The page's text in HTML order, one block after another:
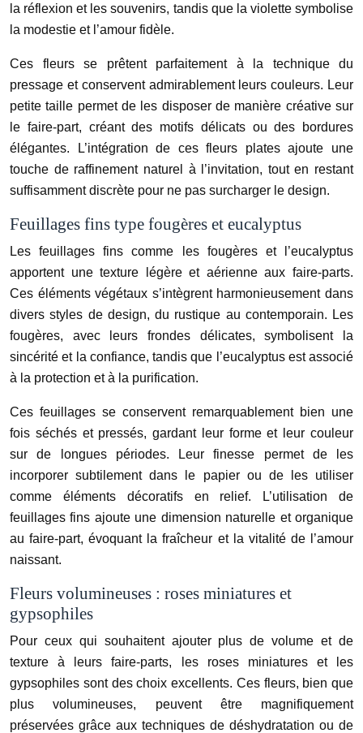
la réflexion et les souvenirs, tandis que la violette symbolise
la modestie et l’amour fidèle.
Ces fleurs se prêtent parfaitement à la technique du
pressage et conservent admirablement leurs couleurs. Leur
petite taille permet de les disposer de manière créative sur
le faire-part, créant des motifs délicats ou des bordures
élégantes. L’intégration de ces fleurs plates ajoute une
touche de raffinement naturel à l’invitation, tout en restant
suffisamment discrète pour ne pas surcharger le design.
Feuillages fins type fougères et eucalyptus
Les feuillages fins comme les fougères et l’eucalyptus
apportent une texture légère et aérienne aux faire-parts.
Ces éléments végétaux s’intègrent harmonieusement dans
divers styles de design, du rustique au contemporain. Les
fougères, avec leurs frondes délicates, symbolisent la
sincérité et la confiance, tandis que l’eucalyptus est associé
à la protection et à la purification.
Ces feuillages se conservent remarquablement bien une
fois séchés et pressés, gardant leur forme et leur couleur
sur de longues périodes. Leur finesse permet de les
incorporer subtilement dans le papier ou de les utiliser
comme éléments décoratifs en relief. L’utilisation de
feuillages fins ajoute une dimension naturelle et organique
au faire-part, évoquant la fraîcheur et la vitalité de l’amour
naissant.
Fleurs volumineuses : roses miniatures et
gypsophiles
Pour ceux qui souhaitent ajouter plus de volume et de
texture à leurs faire-parts, les roses miniatures et les
gypsophiles sont des choix excellents. Ces fleurs, bien que
plus volumineuses, peuvent être magnifiquement
préservées grâce aux techniques de déshydratation ou de